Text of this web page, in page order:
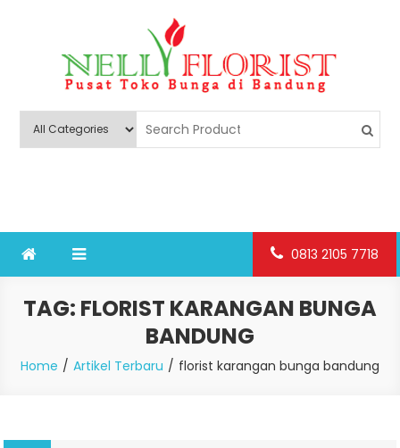
Nelly Florist Bandung
0813 2105 7718
TAG: FLORIST KARANGAN BUNGA
BANDUNG
Home Artikel Terbaru florist karangan bunga bandung